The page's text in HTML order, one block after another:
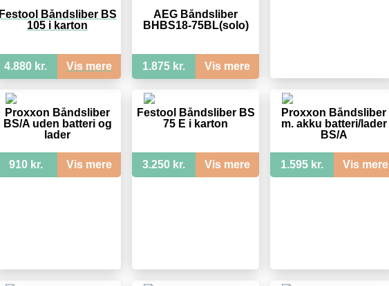
Festool Båndsliber BS
105 i karton
4.880 kr. Vis mere
AEG Båndsliber
BHBS18-75BL(solo)
1.875 kr. Vis mere
Proxxon Båndsliber
BS/A uden batteri og
lader
910 kr. Vis mere
Festool Båndsliber BS
75 E i karton
3.250 kr. Vis mere
Proxxon Båndsliber
m. akku batteri/lader
BS/A
1.595 kr. Vis mere